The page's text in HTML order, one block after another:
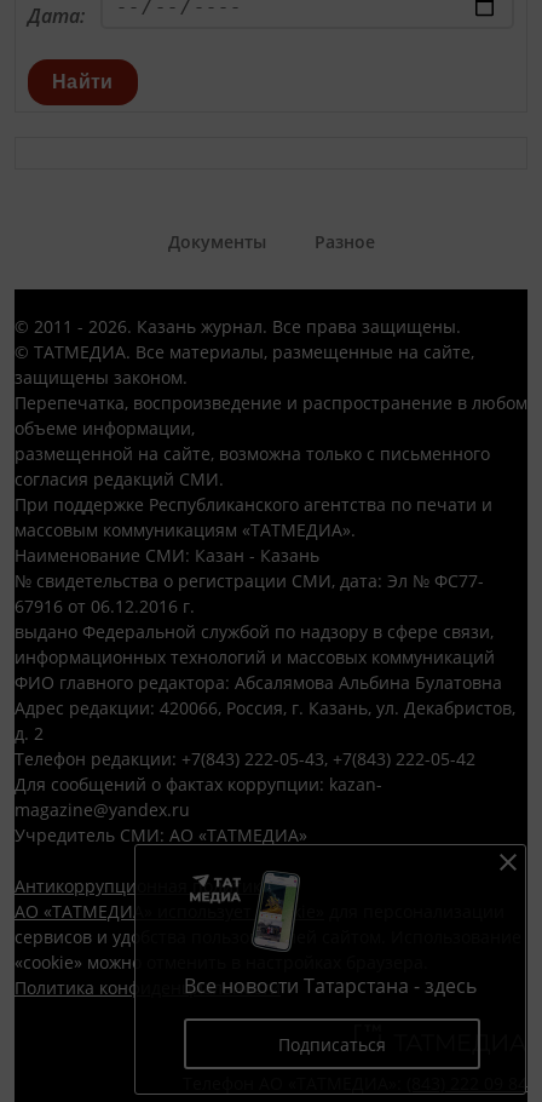
Дата:
Найти
Все новости Татарстана - здесь
Подписаться
Документы Разное
© 2011 - 2026. Казань журнал. Все права защищены.
© ТАТМЕДИА. Все материалы, размещенные на сайте,
защищены законом.
Перепечатка, воспроизведение и распространение в любом
объеме информации,
размещенной на сайте, возможна только с письменного
согласия редакций СМИ.
При поддержке Республиканского агентства по печати и
массовым коммуникациям «ТАТМЕДИА».
Наименование СМИ: Казан - Казань
№ свидетельства о регистрации СМИ, дата: Эл № ФС77-
67916 от 06.12.2016 г.
выдано Федеральной службой по надзору в сфере связи,
информационных технологий и массовых коммуникаций
ФИО главного редактора: Абсалямова Альбина Булатовна
Адрес редакции: 420066, Россия, г. Казань, ул. Декабристов,
д. 2
Телефон редакции: +7(843) 222-05-43, +7(843) 222-05-42
Для сообщений о фактах коррупции: kazan-
magazine@yandex.ru
Учредитель СМИ: АО «ТАТМЕДИА»
Антикоррупционная политика
АО «ТАТМЕДИА» использует «cookie»
сервисов и удобства пользователей сайтом. Использование
«cookie» можно отменить в настройках браузера.
Политика конфиденциальности
(843) 222 09 84